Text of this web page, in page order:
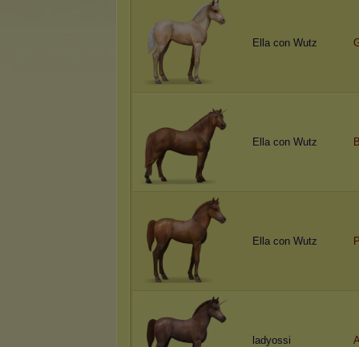
Ella con Wutz
Ella con Wutz
Ella con Wutz
ladyossi